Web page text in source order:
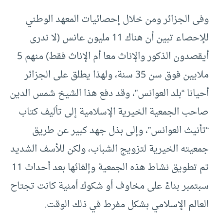
وفى الجزائر ومن خلال إحصائيات المعهد الوطني
للإحصاء تبين أن هناك 11 مليون عانس (لا ندرى
أيقصدون الذكور والإناث معا أم الإناث فقط) منهم 5
ملايين فوق سن 35 سنة، ولهذا يطلق على الجزائر
أحيانا “بلد العوانس”، وقد دفع هذا الشيخ شمس الدين
صاحب الجمعية الخيرية الإسلامية إلى تأليف كتاب
“تأنيث العوانس”، وإلى بذل جهد كبير عن طريق
جمعيته الخيرية لتزويج الشباب، ولكن للأسف الشديد
تم تطويق نشاط هذه الجمعية وإلغائها بعد أحداث 11
سبتمبر بناءً على مخاوف أو شكوك أمنية كانت تجتاح
العالم الإسلامي بشكل مفرط في ذلك الوقت.